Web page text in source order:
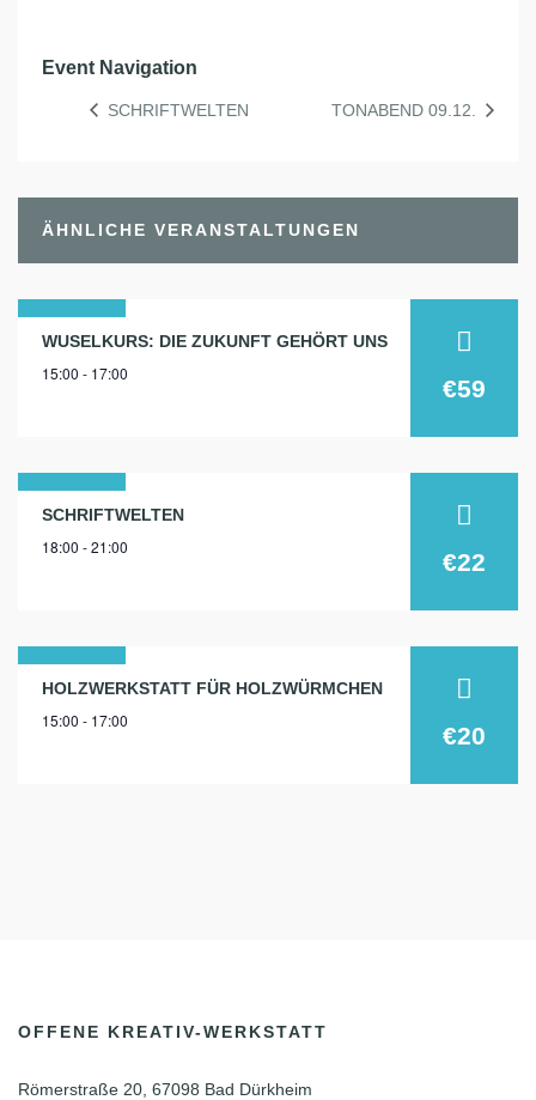
Event Navigation
SCHRIFTWELTEN TONABEND 09.12.
ÄHNLICHE VERANSTALTUNGEN
27
okt.
WUSELKURS: DIE ZUKUNFT GEHÖRT UNS
15:00 - 17:00
€59
02
sep.
SCHRIFTWELTEN
18:00 - 21:00
€22
28
nov.
HOLZWERKSTATT FÜR HOLZWÜRMCHEN
15:00 - 17:00
€20
OFFENE KREATIV-WERKSTATT
Römerstraße 20, 67098 Bad Dürkheim